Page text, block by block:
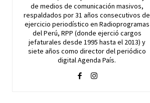
de medios de comunicación masivos,
respaldados por 31 años consecutivos de
ejercicio periodístico en Radioprogramas
del Perú, RPP (donde ejerció cargos
jefaturales desde 1995 hasta el 2013) y
siete años como director del periódico
digital Agenda País.